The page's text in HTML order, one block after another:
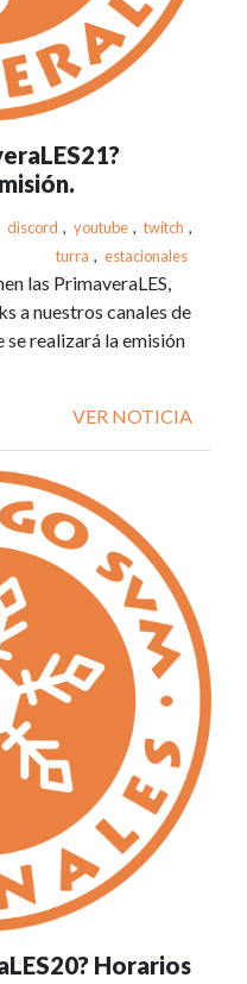
discord , youtube , twitch ,
turra , estacionales
las PrimaveraLES,
a nuestros canales de
realizará la emisión
VER NOTICIA
Horarios